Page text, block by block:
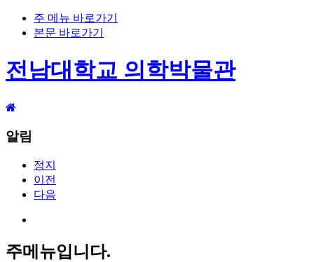
주 메뉴 바로가기
본문 바로가기
전남대학교 의학박물관
알림
정지
이전
다음
주메뉴입니다.